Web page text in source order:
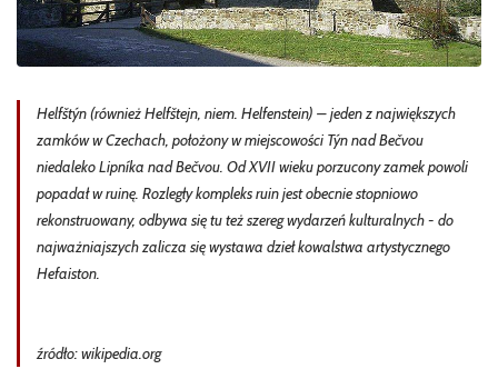
Helfštýn (również Helfštejn, niem. Helfenstein) – jeden z największych
zamków w Czechach, położony w miejscowości Týn nad Bečvou
niedaleko Lipníka nad Bečvou. Od XVII wieku porzucony zamek powoli
popadał w ruinę. Rozległy kompleks ruin jest obecnie stopniowo
rekonstruowany, odbywa się tu też szereg wydarzeń kulturalnych - do
najważniajszych zalicza się wystawa dzieł kowalstwa artystycznego
Hefaiston.
źródło: wikipedia.org